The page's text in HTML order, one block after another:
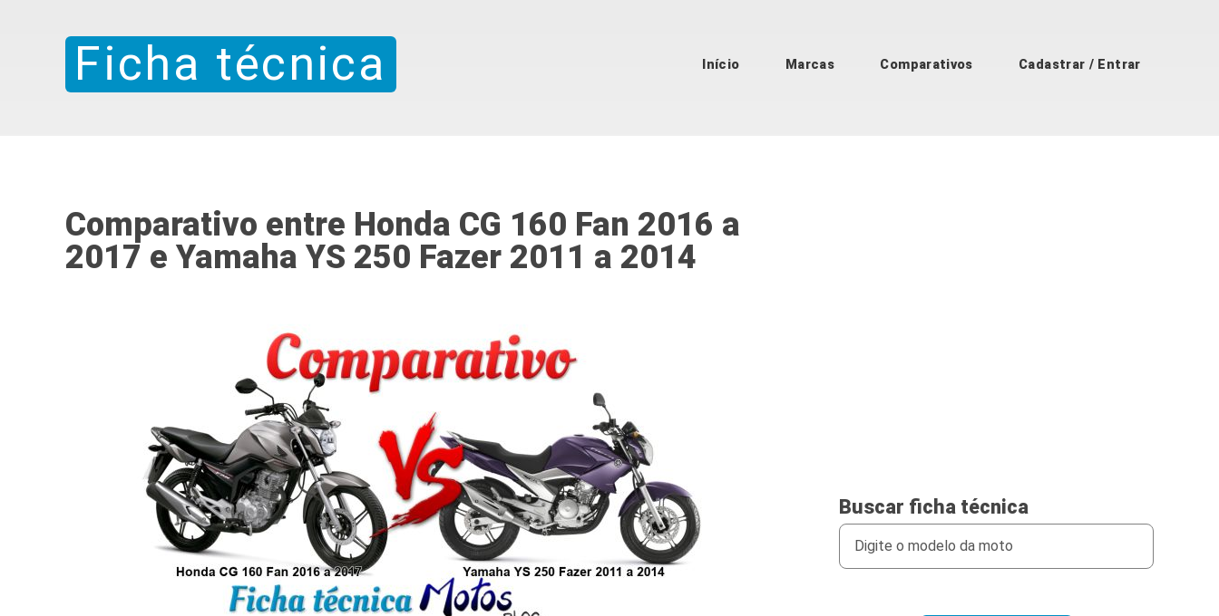
Ficha técnica Início Marcas Comparativos Cadastrar / Entrar
Comparativo entre Honda CG 160 Fan 2016 a
2017 e Yamaha YS 250 Fazer 2011 a 2014
Buscar ficha técnica